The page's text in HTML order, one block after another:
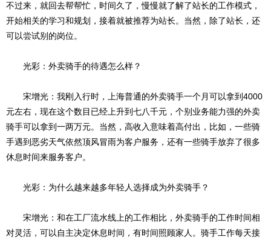
不过来，就回去帮帮忙，时间久了，慢慢就了解了站长的工作模式，
开始相关的学习和规划，接着就被推荐为站长。当然，除了站长，还
可以尝试别的岗位。
光彩：外卖骑手的待遇怎么样？
宋增光：我刚入行时，上海普通的外卖骑手一个月可以拿到4000
元左右，现在这个数目已经上升到七八千元，个别业务能力强的外卖
骑手可以拿到一两万元。当然，高收入意味着高付出，比如，一些骑
手遇到恶劣天气依然顶风冒雨为客户服务，还有一些骑手放弃了很多
休息时间来服务客户。
光彩：为什么越来越多年轻人选择成为外卖骑手？
宋增光：和在工厂流水线上的工作相比，外卖骑手的工作时间相
对灵活，可以自主决定休息时间，有时间照顾家人。骑手工作每天接